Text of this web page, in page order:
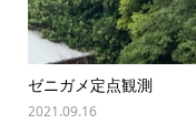
ゼニガメ定点観測
2021.09.16